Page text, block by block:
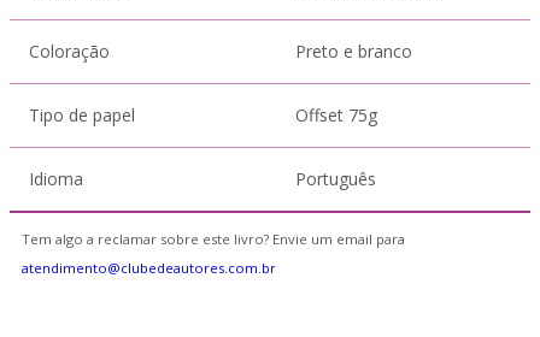
Coloração Preto e branco
Tipo de papel Offset 75g
Idioma Português
Tem algo a reclamar sobre este livro? Envie um email para
atendimento@clubedeautores.com.br